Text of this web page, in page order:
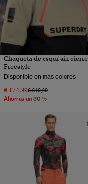
Chaqueta de esquí sin cierre
Freestyle
Disponible en más colores
€ 174,99Precio rebajado de
€ 249,99a
Ahorras un 30 %